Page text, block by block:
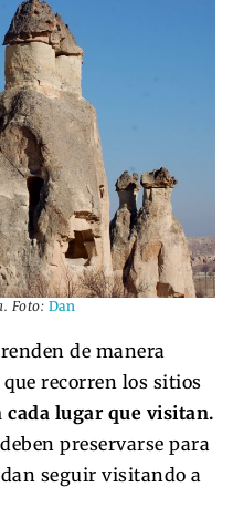
Foto: Dan
de manera
recorren los sitios
lugar que visitan.
preservarse para
seguir visitando a